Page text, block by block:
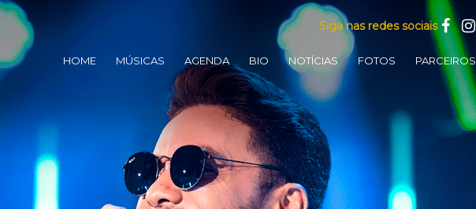
Siga nas redes sociais
HOME MÚSICAS AGENDA BIO NOTÍCIAS FOTOS PARCEIROS